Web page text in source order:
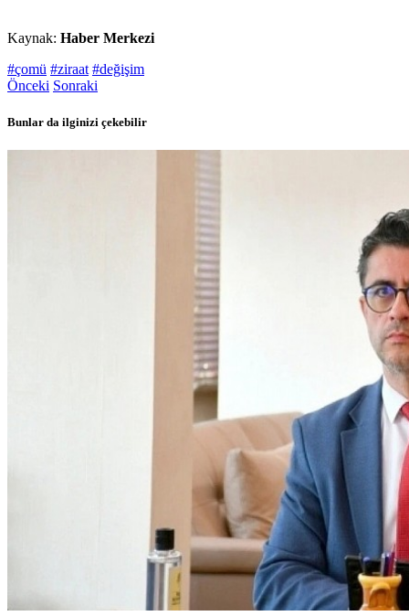
Kaynak: Haber Merkezi
#çomü #ziraat #değişim
Önceki Sonraki
Bunlar da ilginizi çekebilir